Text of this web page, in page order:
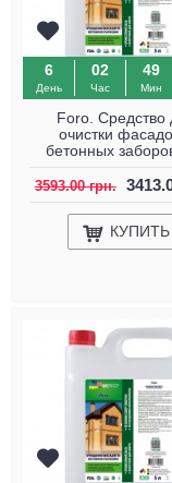
6
День
02
Час
49
Мин
Foro. Средство
очистки
бетонных
3593.00 грн.
КУПИТЬ